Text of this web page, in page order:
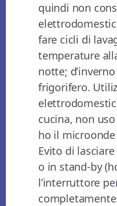
quindi non
fare cicli di
temperature
notte;
frigorifero.
cucina, non
ho il
Evito di
o in stand-by
l’interruttore